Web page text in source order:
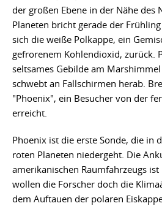
der großen Ebene in der Nähe des
Planeten bricht gerade der
sich die weiße Polkappe, ein
gefrorenem Kohlendioxid, zurück.
seltsames Gebilde am
schwebt an Fallschirmen herab.
"Phoenix", ein Besucher von der
erreicht.
Phoenix ist die erste Sonde, die in
roten Planeten niedergeht. Die
amerikanischen Raumfahrzeugs
wollen die Forscher doch die
dem Auftauen der polaren